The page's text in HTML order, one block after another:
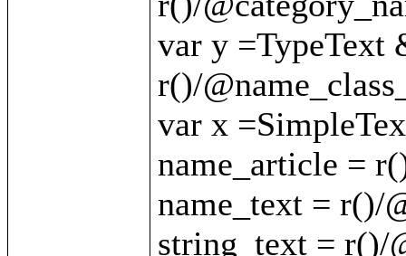
var y =TypeText
r()/
var x
name_article =
name_text = r()/
string_text = r()/